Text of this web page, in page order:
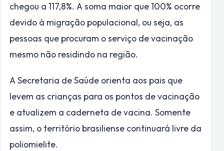
chegou a 117,8%. A soma maior que 100% ocorre
devido à migração populacional, ou seja, as
pessoas que procuram o serviço de vacinação
mesmo não residindo na região.
A Secretaria de Saúde orienta aos pais que
levem as crianças para os pontos de vacinação
e atualizem a caderneta de vacina. Somente
assim, o território brasiliense continuará livre da
poliomielite.